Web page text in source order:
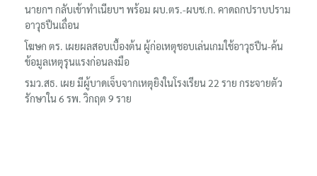
นายกฯ กลับเข้าทำเนียบฯ พร้อม ผบ.ตร.-ผบช.ก. คาดถกปราบปราม
อาวุธปืนเถื่อน
โฆษก ตร. เผยผลสอบเบื้องต้น ผู้ก่อเหตุชอบเล่นเกมใช้อาวุธปืน-ค้น
ข้อมูลเหตุรุนแรงก่อนลงมือ
รมว.สธ. เผย มีผู้บาดเจ็บจากเหตุยิงในโรงเรียน 22 ราย กระจายตัว
รักษาใน 6 รพ. วิกฤต 9 ราย